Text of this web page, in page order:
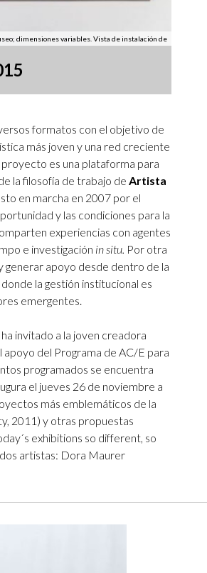
Contacto
dimensiones variables. Vista de instalación de
formatos con el objetivo de
más joven y una red creciente
es una plataforma para
la filosofía de trabajo de Artista
en marcha en 2007 por el
y las condiciones para la
experiencias con agentes
e investigación in situ. Por otra
generar apoyo desde dentro de la
la gestión institucional es
emergentes.
invitado a la joven creadora
apoyo del Programa de AC/E para
programados se encuentra
el jueves 26 de noviembre a
más emblemáticos de la
2011) y otras propuestas
exhibitions so different, so
artistas: Dora Maurer